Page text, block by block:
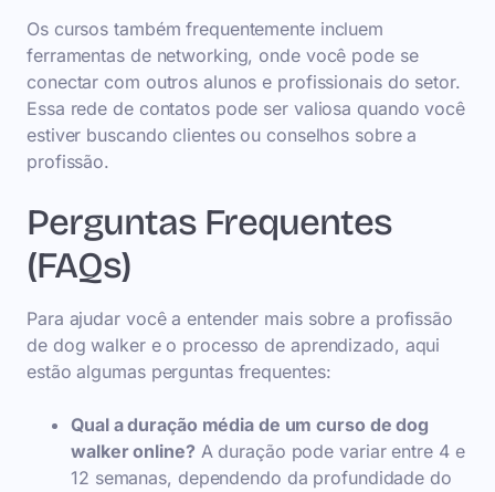
Os cursos também frequentemente incluem
ferramentas de networking, onde você pode se
conectar com outros alunos e profissionais do setor.
Essa rede de contatos pode ser valiosa quando você
estiver buscando clientes ou conselhos sobre a
profissão.
Perguntas Frequentes
(FAQs)
Para ajudar você a entender mais sobre a profissão
de dog walker e o processo de aprendizado, aqui
estão algumas perguntas frequentes:
Qual a duração média de um curso de dog
walker online? A duração pode variar entre 4 e
12 semanas, dependendo da profundidade do